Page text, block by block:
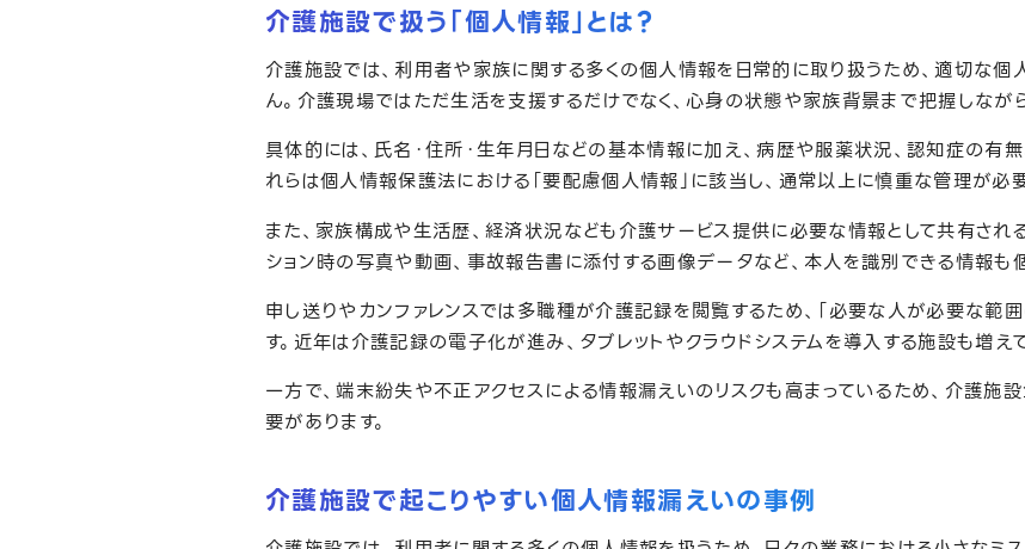
介護施設で扱う「個人情報」とは？
介護施設では、利用者や家族に関する多くの個人情報を日常的に取り扱うため、適切な
ん。介護現場ではただ生活を支援するだけでなく、心身の状態や家族背景まで把握しなが
具体的には、氏名・住所・生年月日などの基本情報に加え、病歴や服薬状況、認知症の有
れらは個人情報保護法における「要配慮個人情報」に該当し、通常以上に慎重な管理が必要
また、家族構成や生活歴、経済状況なども介護サービス提供に必要な情報として共有され
ション時の写真や動画、事故報告書に添付する画像データなど、本人を識別できる情報も
申し送りやカンファレンスでは多職種が介護記録を閲覧するため、「必要な人が必要な範
す。近年は介護記録の電子化が進み、タブレットやクラウドシステムを導入する施設も増えて
一方で、端末紛失や不正アクセスによる情報漏えいのリスクも高まっているため、介護施
要があります。
介護施設で起こりやすい個人情報漏えいの事例